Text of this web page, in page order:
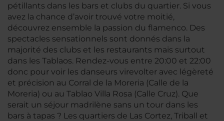
pétillants dans les bars et clubs du quartier. Si vous
avez la chance d’avoir trouvé votre moitié,
découvrez ensemble la passion du flamenco. Des
spectacles sensationnels sont donnés dans la
majorité des clubs et les restaurants mais surtout
dans les Tablaos. Rendez-vous entre 20:00 et 22:00
donc pour voir les danseurs virevolter avec légèreté
et précision au Corral de la Moreria (Calle de la
Moreria) ou au Tablao Villa Rosa (Calle Cruz). Que
serait un séjour madrilène sans un tour dans les
bars à tapas ? Les quartiers de Las Cortez, Triball et